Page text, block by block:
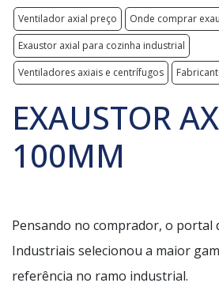
Ventilador axial preço
Onde comprar
Exaustor axial para cozinha industrial
Ventiladores axiais e centrífugos
EXAUSTOR
100MM
Pensando no comprador, o portal
Industriais selecionou a maior
referência no ramo industrial.